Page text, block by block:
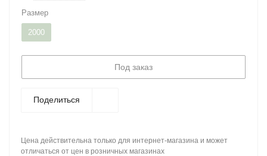
Размер
2000
Под заказ
Поделиться
Цена действительна только для интернет-магазина и может
отличаться от цен в розничных магазинах